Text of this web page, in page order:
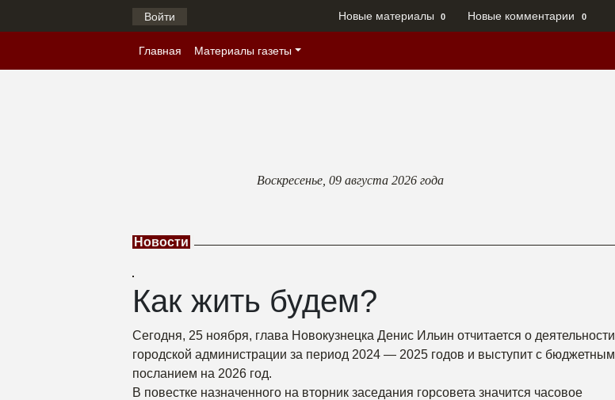
Войти Новые материалы 0 Новые комментарии 0
Главная Материалы газеты
Воскресенье, 09 августа 2026 года
Новости
Как жить будем?
Сегодня, 25 ноября, глава Новокузнецка Денис Ильин отчитается о деятельности
городской администрации за период 2024 — 2025 годов и выступит с бюджетным
посланием на 2026 год.
В повестке назначенного на вторник заседания горсовета значится часовое